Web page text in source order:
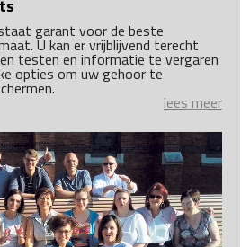
garant voor de beste
U kan er vrijblijvend terecht
testen en informatie te vergaren
opties om uw gehoor te
lees meer